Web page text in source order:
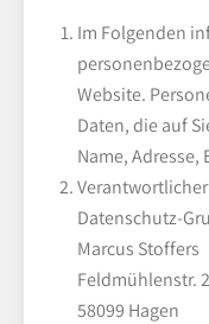
Im Folgenden
Website.
Daten, die auf
Name,
Verantwortlicher
Datenschutz-
Marcus Stoffers
Feldmühlenstr.
58099 Hagen